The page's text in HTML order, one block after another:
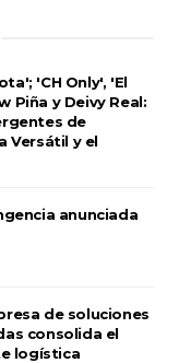
'CH Only', 'El
Piña y Deivy Real:
de
Versátil y el
anunciada
de soluciones
consolida el
logística